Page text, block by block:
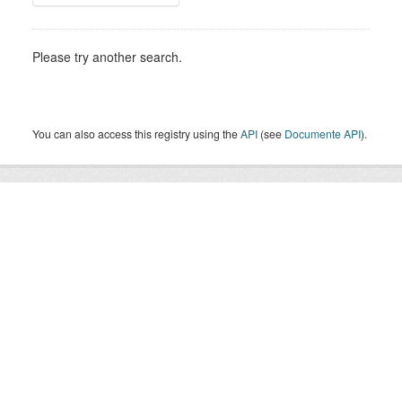
Please try another search.
You can also access this registry using theAPI (see Documente API).